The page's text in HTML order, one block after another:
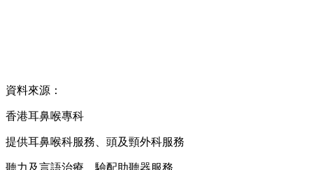
資料來源：
香港耳鼻喉專科
提供耳鼻喉科服務、頭及頸外科服務
聽力及言語治療、驗配助聽器服務